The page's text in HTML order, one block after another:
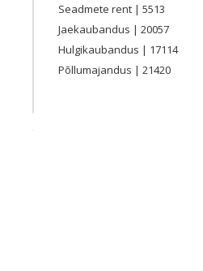
Seadmete rent | 5513
Jaekaubandus | 20057
Hulgikaubandus | 17114
Põllumajandus | 21420